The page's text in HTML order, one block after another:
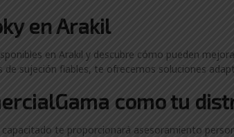
en Arakil
en Arakil y descubre cómo pueden
sujeción fiables, te ofrecemos soluciones
como tu
te proporcionará asesoramiento